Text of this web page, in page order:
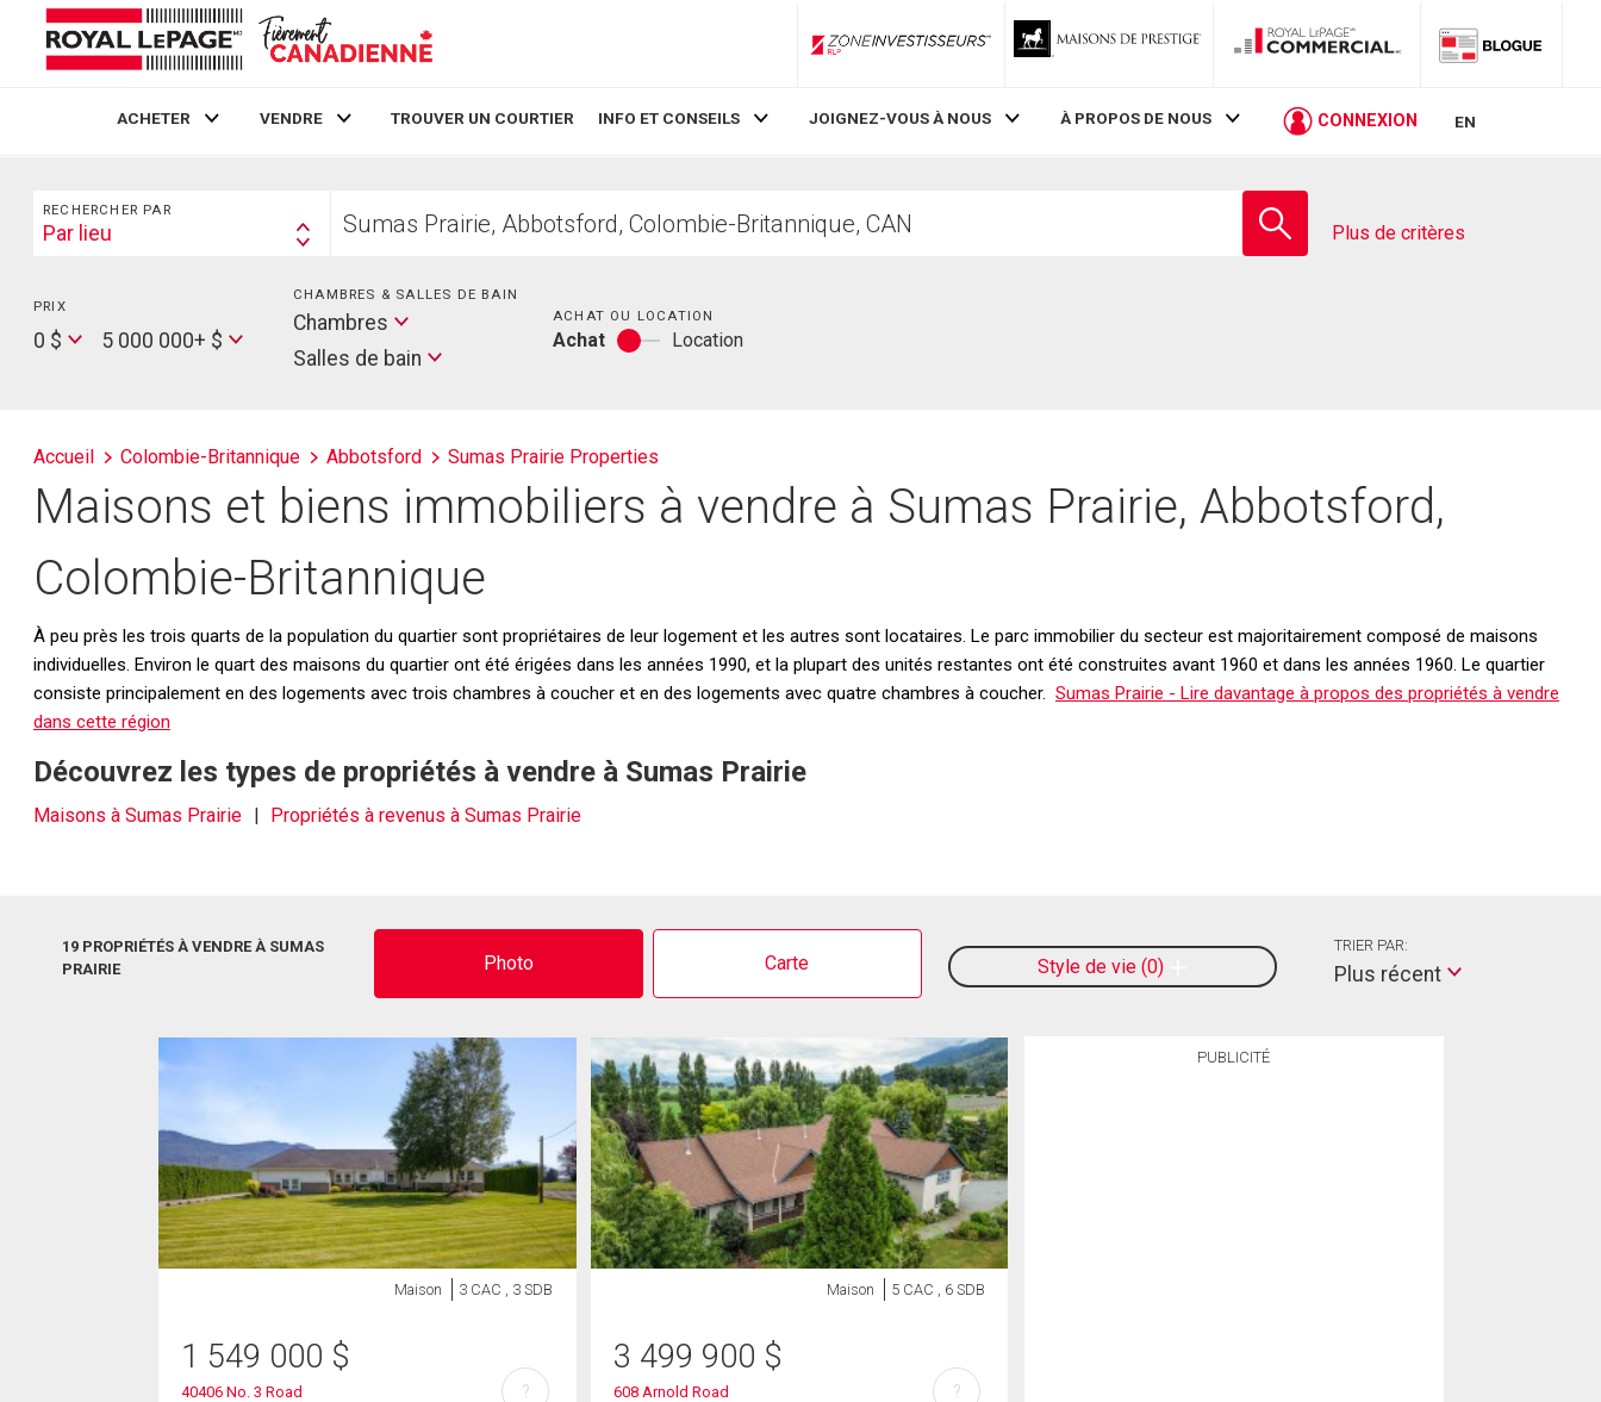
ZoneInvestisseurs RLP
ACHETER VENDRE TROUVER UN COURTIER INFO ET CONSEILS JOIGNEZ-VOUS À NOUS À PROPOS DE NOUS CONNEXION EN
Rechercher
RECHERCHER PAR
Search
Par lieu
votre
Plus de critères
PRIX
Price
0 $
Max
5 000 000+ $
CHAMBRES & SALLES DE BAIN
Chambres
bain
Salles de bain
ACHAT OU LOCATION
Achat
Achat
Location
Accueil Colombie-Britannique Abbotsford Sumas Prairie Properties
Maisons et biens immobiliers à vendre à Sumas Prairie, Abbotsford,
Colombie-Britannique
À peu près les trois quarts de la population du quartier sont propriétaires de leur logement et les autres sont locataires. Le parc immobilier du secteur est majoritairement composé de maisons
individuelles. Environ le quart des maisons du quartier ont été érigées dans les années 1990, et la plupart des unités restantes ont été construites avant 1960 et dans les années 1960. Le quartier
consiste principalement en des logements avec trois chambres à coucher et en des logements avec quatre chambres à coucher. Sumas Prairie - Lire davantage à propos des propriétés à vendre
dans cette région
Découvrez les types de propriétés à vendre à Sumas Prairie
Maisons à Sumas Prairie Propriétés à revenus à Sumas Prairie
19 PROPRIÉTÉS À VENDRE À SUMAS
PRAIRIE
Photo Carte Style de vie 0
TRIER PAR:
Plus récent
PUBLICITÉ
Maison 3 CAC , 3 SDB
1 549 000 $
40406 No. 3 Road
?
Maison 5 CAC , 6 SDB
3 499 900 $
608 Arnold Road
?